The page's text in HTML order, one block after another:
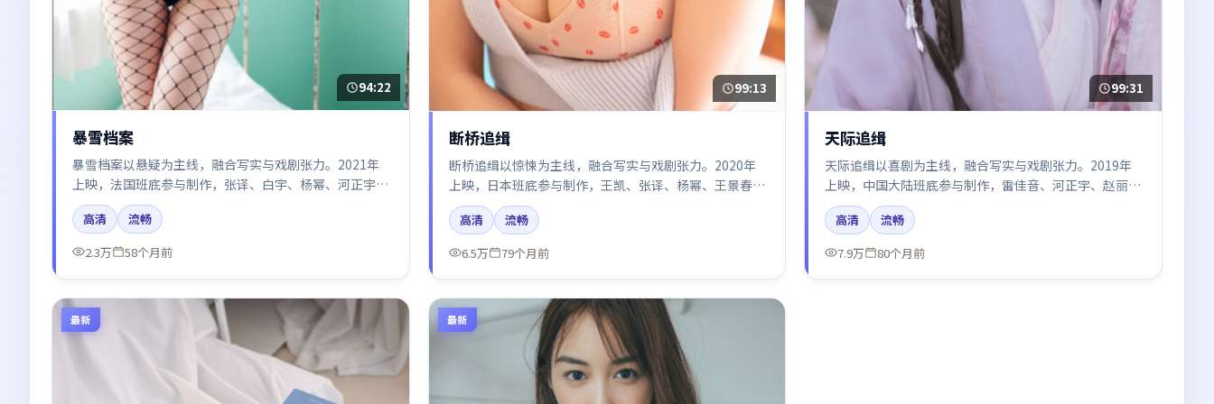
94:22
暴雪档案
暴雪档案以悬疑为主线，融合写实与戏剧张力。2021年
上映，法国班底参与制作，张译、白宇、杨幂、河正宇在
片中呈现细腻表演，影像风格统一，配乐与剪辑强化了情
绪曲线。
高清
流畅
2.3万
58个月前
99:13
断桥追缉
断桥追缉以惊悚为主线，融合写实与戏剧张力。2020年
上映，日本班底参与制作，王凯、张译、杨幂、王景春在
片中呈现细腻表演，影像风格统一，配乐与剪辑强化了情
绪曲线。
高清
流畅
6.5万
79个月前
99:31
天际追缉
天际追缉以喜剧为主线，融合写实与戏剧张力。2019年
上映，中国大陆班底参与制作，雷佳音、河正宇、赵丽
颖、周冬雨、肖战在片中呈现细腻表演，影像风格统一，
配乐与剪辑强化了情绪曲线。
高清
流畅
7.9万
80个月前
最新 最新